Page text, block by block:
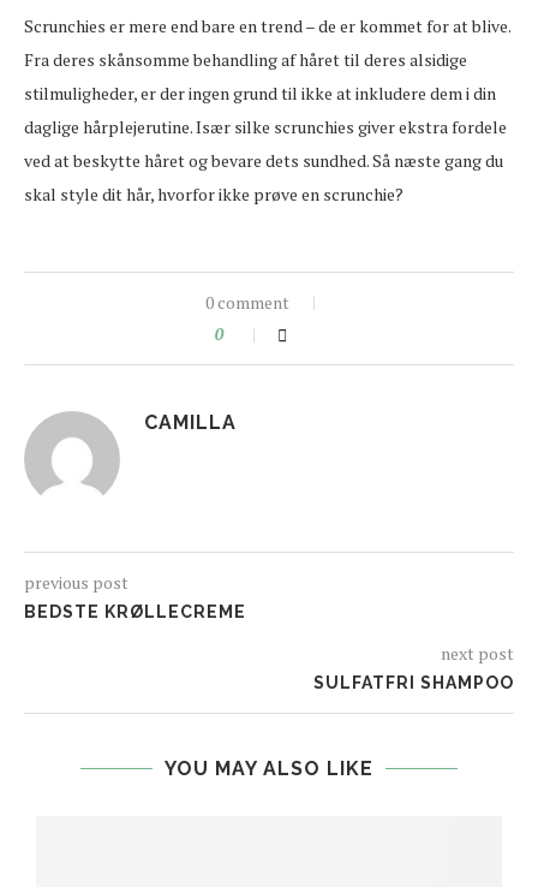
Scrunchies er mere end bare en trend – de er kommet for at blive.
Fra deres skånsomme behandling af håret til deres alsidige
stilmuligheder, er der ingen grund til ikke at inkludere dem i din
daglige hårplejerutine. Især silke scrunchies giver ekstra fordele
ved at beskytte håret og bevare dets sundhed. Så næste gang du
skal style dit hår, hvorfor ikke prøve en scrunchie?
0 comment
0
CAMILLA
previous post
BEDSTE KRØLLECREME
next post
SULFATFRI SHAMPOO
YOU MAY ALSO LIKE